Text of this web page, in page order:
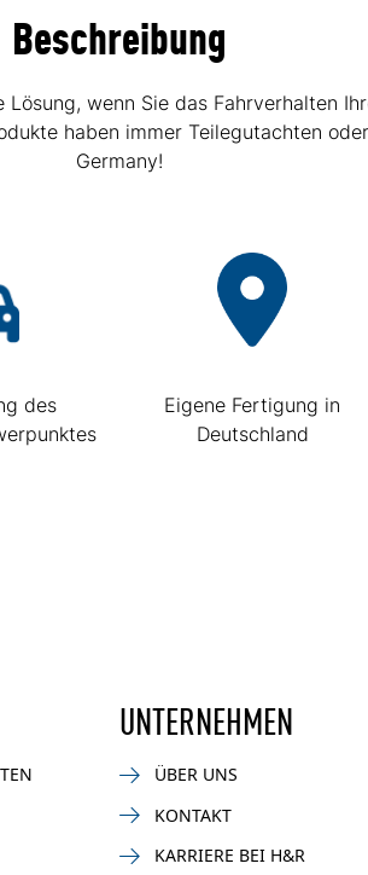
Beschreibung
wenn Sie das Fahrverhalten
haben immer Teilegutachten
Germany!
des
Eigene Fertigung in
Deutschland
UNTERNEHMEN
ÜBER UNS
KONTAKT
KARRIERE BEI H&R